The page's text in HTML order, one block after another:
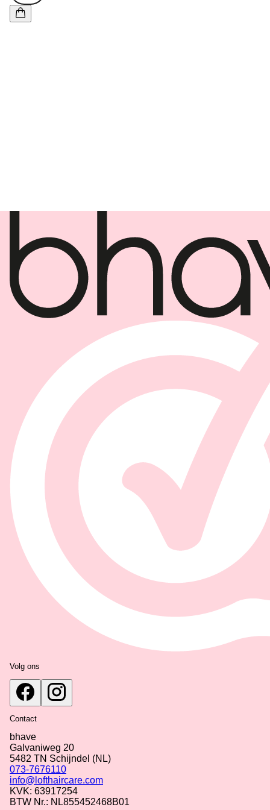
Volg ons
Contact
bhave
Galvaniweg 20
5482 TN Schijndel (NL)
073-7676110
info@lofthaircare.com
KVK: 63917254
BTW Nr.: NL855452468B01